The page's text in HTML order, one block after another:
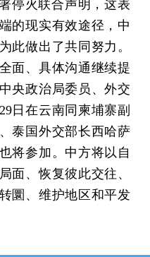
停火联合声明，这表
的现实有效途径，中
此做出了共同努力。
面、具体沟通继续提
央政治局委员、外交
日在云南同柬埔寨副
泰国外交部长西哈萨
将参加。中方将以自
面、恢复彼此交往、
圜、维护地区和平发